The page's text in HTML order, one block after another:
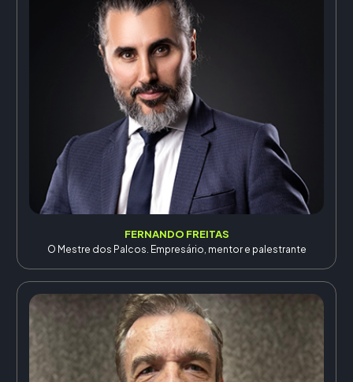
FERNANDO FREITAS
O Mestre dos Palcos. Empresário, mentor e palestrante